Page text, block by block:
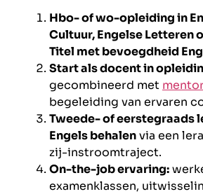
Hbo- of wo-opleiding in
Cultuur, Engelse Letteren
Titel met bevoegdheid
Start als docent in
gecombineerd met
begeleiding van ervaren
Tweede- of eerstegraads
Engels behalenvia een
zij-instroomtraject.
On-the-job ervaring:
examenklassen,